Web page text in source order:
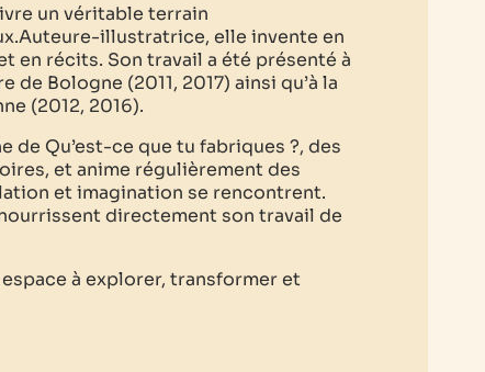
un véritable terrain
illustratrice, elle invente en
en récits. Son travail a été présenté à
Bologne (2011, 2017) ainsi qu’à la
(2012, 2016).
de Qu’est-ce que tu fabriques ?, des
et anime régulièrement des
et imagination se rencontrent.
directement son travail de
à explorer, transformer et